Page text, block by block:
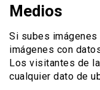
Medios
Si subes
imágenes con
Los visitantes de
cualquier dato de